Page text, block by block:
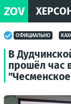
ZOV
ОФИЦИАЛЬНО
В
прошёл час